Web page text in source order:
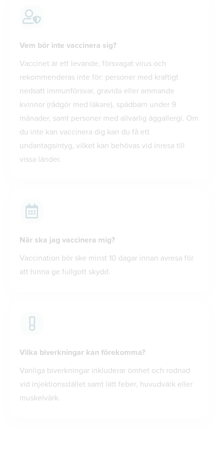
Vem bör inte vaccinera sig?
Vaccinet är ett levande, försvagat virus och
rekommenderas inte för: personer med kraftigt
nedsatt immunförsvar, gravida eller ammande
kvinnor (rådgör med läkare), spädbarn under 9
månader, samt personer med allvarlig äggallergi. Om
du inte kan vaccinera dig kan du få ett
undantagsintyg, vilket kan behövas vid inresa till
vissa länder.
När ska jag vaccinera mig?
Vaccination bör ske minst 10 dagar innan avresa för
att hinna ge fullgott skydd.
Vilka biverkningar kan förekomma?
Vanliga biverkningar inkluderar ömhet och rodnad
vid injektionsstället samt lätt feber, huvudvärk eller
muskelvärk.